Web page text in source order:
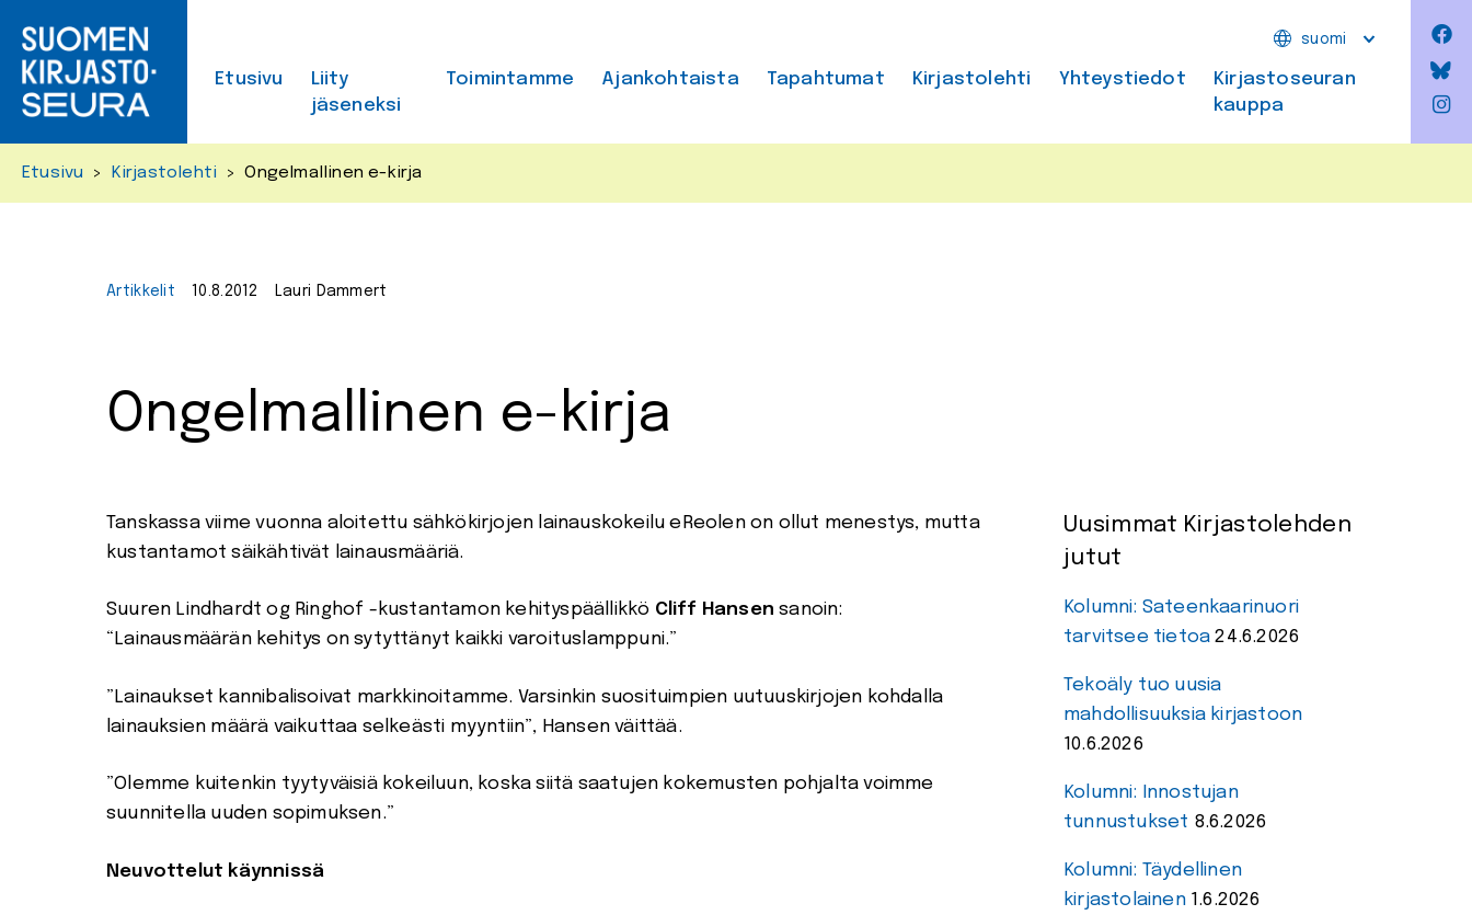
content
suomi
Etusivu
Liity
jäseneksi
Toimintamme Ajankohtaista Tapahtumat Kirjastolehti Yhteystiedot
Kirjastoseuran
kauppa
Etusivu > Kirjastolehti > Ongelmallinen e-kirja
Artikkelit 10.8.2012 Lauri Dammert
Ongelmallinen e-kirja
Tanskassa viime vuonna aloitettu sähkökirjojen lainauskokeilu eReolen on ollut menestys, mutta
kustantamot säikähtivät lainausmääriä.
Suuren Lindhardt og Ringhof -kustantamon kehityspäällikkö Cliff Hansen sanoin:
“Lainausmäärän kehitys on sytyttänyt kaikki varoituslamppuni.”
”Lainaukset kannibalisoivat markkinoitamme. Varsinkin suosituimpien uutuuskirjojen kohdalla
lainauksien määrä vaikuttaa selkeästi myyntiin”, Hansen väittää.
”Olemme kuitenkin tyytyväisiä kokeiluun, koska siitä saatujen kokemusten pohjalta voimme
suunnitella uuden sopimuksen.”
Neuvottelut käynnissä
Uusimmat Kirjastolehden
jutut
Kolumni: Sateenkaarinuori
tarvitsee tietoa 24.6.2026
Tekoäly tuo uusia
mahdollisuuksia kirjastoon
10.6.2026
Kolumni: Innostujan
tunnustukset 8.6.2026
Kolumni: Täydellinen
kirjastolainen 1.6.2026